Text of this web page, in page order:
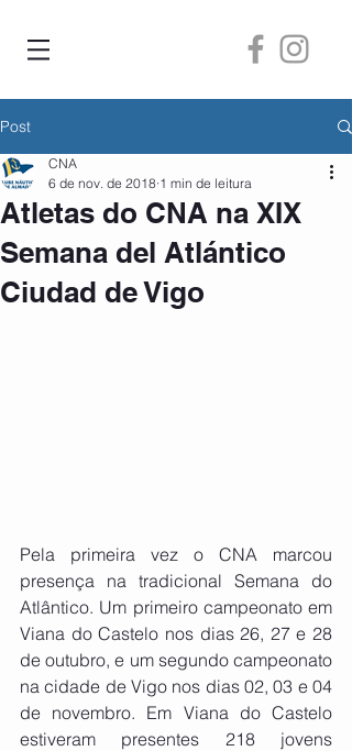
Post
Atletas do CNA na XIX
Semana del Atlántico
Ciudad de Vigo
CNA
6 de nov. de 2018 1 min de leitura
Pela primeira vez o CNA marcou
presença na tradicional Semana do
Atlântico. Um primeiro campeonato em
Viana do Castelo nos dias 26, 27 e 28
de outubro, e um segundo campeonato
na cidade de Vigo nos dias 02, 03 e 04
de novembro. Em Viana do Castelo
estiveram presentes 218 jovens